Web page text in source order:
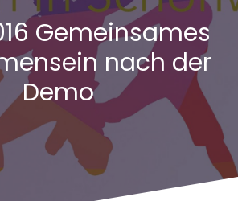
Gemeinsames
nach der
Demo